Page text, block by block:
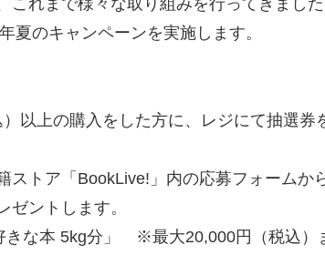
夏のキャンペーンを実施します。
以上の購入をした方に、レジにて抽選券
ストア「BookLive!」内の応募フォームか
ントします。
きな本 5kg分」 ※最大20,000円（税込